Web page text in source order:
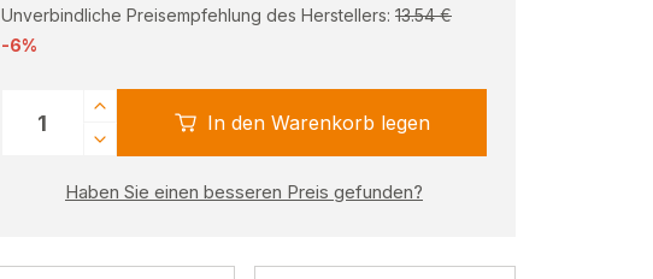
Unverbindliche Preisempfehlung des Herstellers: 13.54 €
-6%
In den Warenkorb legen
Haben Sie einen besseren Preis gefunden?